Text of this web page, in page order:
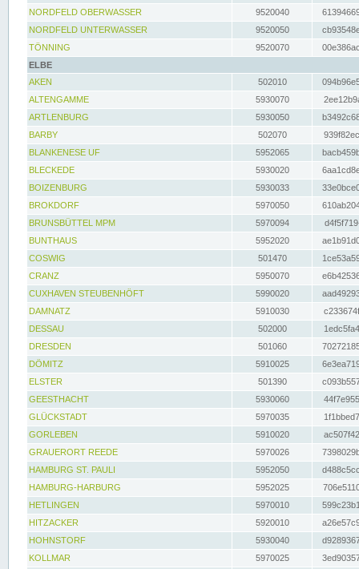
NORDFELD OBERWASSER
9520040
NORDFELD UNTERWASSER
9520050
TÖNNING
9520070
ELBE
AKEN
502010
ALTENGAMME
5930070
ARTLENBURG
5930050
BARBY
502070
BLANKENESE UF
5952065
BLECKEDE
5930020
BOIZENBURG
5930033
BROKDORF
5970050
BRUNSBÜTTEL MPM
5970094
BUNTHAUS
5952020
COSWIG
501470
CRANZ
5950070
CUXHAVEN STEUBENHÖFT
5990020
DAMNATZ
5910030
DESSAU
502000
DRESDEN
501060
DÖMITZ
5910025
ELSTER
501390
GEESTHACHT
5930060
GLÜCKSTADT
5970035
GORLEBEN
5910020
GRAUERORT REEDE
5970026
HAMBURG ST. PAULI
5952050
HAMBURG-HARBURG
5952025
HETLINGEN
5970010
HITZACKER
5920010
HOHNSTORF
5930040
KOLLMAR
5970025